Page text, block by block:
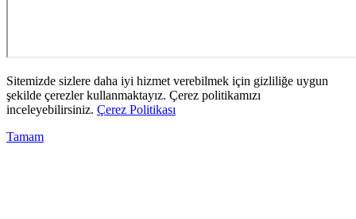
Sitemizde sizlere daha iyi hizmet verebilmek için gizliliğe uygun
şekilde çerezler kullanmaktayız. Çerez politikamızı
inceleyebilirsiniz. Çerez Politikası
Tamam